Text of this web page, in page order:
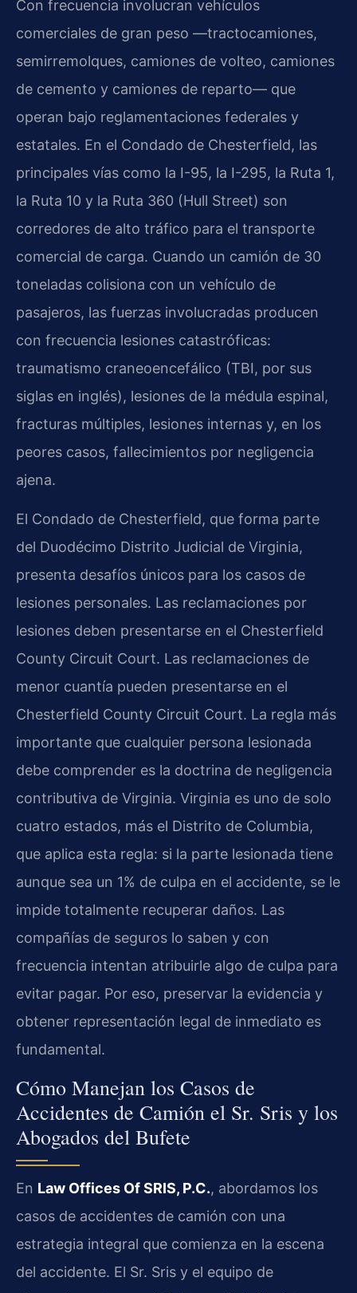
Con frecuencia involucran vehículos
comerciales de gran peso —tractocamiones,
semirremolques, camiones de volteo, camiones
de cemento y camiones de reparto— que
operan bajo reglamentaciones federales y
estatales. En el Condado de Chesterfield, las
principales vías como la I-95, la I-295, la Ruta 1,
la Ruta 10 y la Ruta 360 (Hull Street) son
corredores de alto tráfico para el transporte
comercial de carga. Cuando un camión de 30
toneladas colisiona con un vehículo de
pasajeros, las fuerzas involucradas producen
con frecuencia lesiones catastróficas:
traumatismo craneoencefálico (TBI, por sus
siglas en inglés), lesiones de la médula espinal,
fracturas múltiples, lesiones internas y, en los
peores casos, fallecimientos por negligencia
ajena.
El Condado de Chesterfield, que forma parte
del Duodécimo Distrito Judicial de Virginia,
presenta desafíos únicos para los casos de
lesiones personales. Las reclamaciones por
lesiones deben presentarse en el Chesterfield
County Circuit Court. Las reclamaciones de
menor cuantía pueden presentarse en el
Chesterfield County Circuit Court. La regla más
importante que cualquier persona lesionada
debe comprender es la doctrina de negligencia
contributiva de Virginia. Virginia es uno de solo
cuatro estados, más el Distrito de Columbia,
que aplica esta regla: si la parte lesionada tiene
aunque sea un 1% de culpa en el accidente, se le
impide totalmente recuperar daños. Las
compañías de seguros lo saben y con
frecuencia intentan atribuirle algo de culpa para
evitar pagar. Por eso, preservar la evidencia y
obtener representación legal de inmediato es
fundamental.
Cómo Manejan los Casos de
Accidentes de Camión el Sr. Sris y los
Abogados del Bufete
En Law Offices Of SRIS, P.C., abordamos los
casos de accidentes de camión con una
estrategia integral que comienza en la escena
del accidente. El Sr. Sris y el equipo de